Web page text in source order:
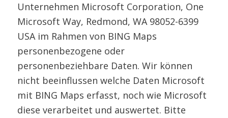
Unternehmen Microsoft Corporation, One
Microsoft Way, Redmond, WA 98052-6399
USA im Rahmen von BING Maps
personenbezogene oder
personenbeziehbare Daten. Wir können
nicht beeinflussen welche Daten Microsoft
mit BING Maps erfasst, noch wie Microsoft
diese verarbeitet und auswertet. Bitte